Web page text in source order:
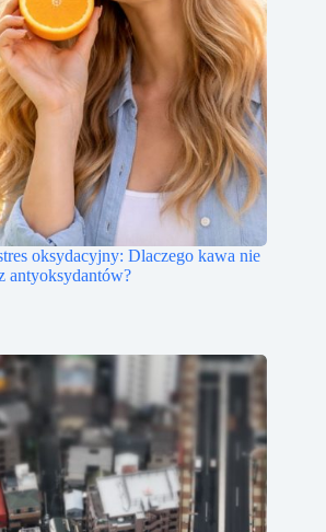
oksydacyjny: Dlaczego kawa nie
antyoksydantów?